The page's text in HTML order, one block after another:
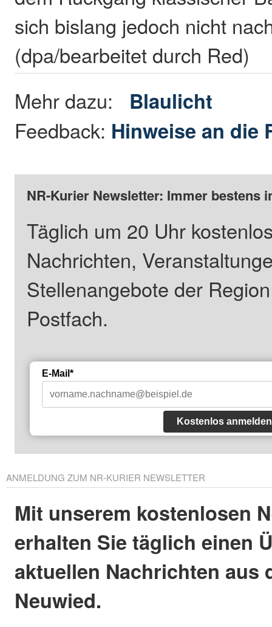
sich bislang jedoch nicht
(dpa/bearbeitet durch Red)
Mehr dazu: Blaulicht
Feedback: Hinweise an die
NR-Kurier Newsletter: Immer bestens
Täglich um 20 Uhr
Nachrichten,
Stellenangebote der
Postfach.
E-Mail*
Kostenlos anmelden
ANMELDUNG ZUM NR-KURIER NEWSLETTER
Mit unserem kostenlosen
erhalten Sie täglich einen
aktuellen Nachrichten aus
Neuwied.